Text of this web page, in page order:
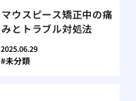
マウスピース矯正中の痛
みとトラブル対処法
2025.06.29
未分類